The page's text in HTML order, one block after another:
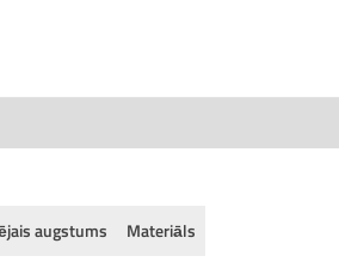
augstums Materiāls